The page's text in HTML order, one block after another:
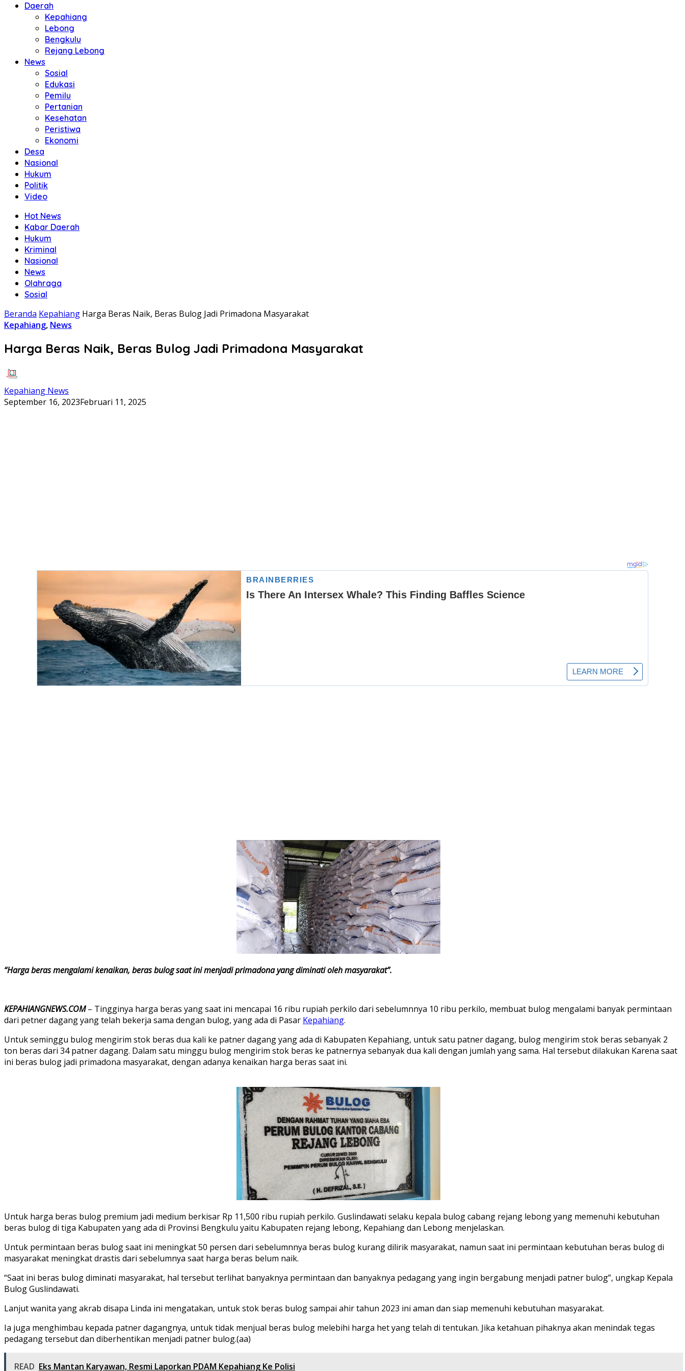
Daerah
Kepahiang
Lebong
Bengkulu
Rejang Lebong
News
Sosial
Edukasi
Pemilu
Pertanian
Kesehatan
Peristiwa
Ekonomi
Desa
Nasional
Hukum
Politik
Video
Hot News
Kabar Daerah
Hukum
Kriminal
Nasional
News
Olahraga
Sosial
Beranda Kepahiang Harga Beras Naik, Beras Bulog Jadi Primadona Masyarakat
Kepahiang, News
Harga Beras Naik, Beras Bulog Jadi Primadona Masyarakat
Kepahiang News
September 16, 2023Februari 11, 2025
“Harga beras mengalami kenaikan, beras bulog saat ini menjadi primadona yang diminati oleh masyarakat”.
KEPAHIANGNEWS.COM– Tingginya harga beras yang saat ini mencapai 16 ribu rupiah perkilo dari sebelumnnya 10 ribu perkilo, membuat bulog mengalami banyak permintaan
dari petner dagang yang telah bekerja sama dengan bulog, yang ada di Pasar Kepahiang.
Untuk seminggu bulog mengirim stok beras dua kali ke patner dagang yang ada di Kabupaten Kepahiang, untuk satu patner dagang, bulog mengirim stok beras sebanyak 2
ton beras dari 34 patner dagang. Dalam satu minggu bulog mengirim stok beras ke patnernya sebanyak dua kali dengan jumlah yang sama. Hal tersebut dilakukan Karena saat
ini beras bulog jadi primadona masyarakat, dengan adanya kenaikan harga beras saat ini.
Untuk harga beras bulog premium jadi medium berkisar Rp 11,500 ribu rupiah perkilo. Guslindawati selaku kepala bulog cabang rejang lebong yang memenuhi kebutuhan
beras bulog di tiga Kabupaten yang ada di Provinsi Bengkulu yaitu Kabupaten rejang lebong, Kepahiang dan Lebong menjelaskan.
Untuk permintaan beras bulog saat ini meningkat 50 persen dari sebelumnnya beras bulog kurang dilirik masyarakat, namun saat ini permintaan kebutuhan beras bulog di
masyarakat meningkat drastis dari sebelumnya saat harga beras belum naik.
“Saat ini beras bulog diminati masyarakat, hal tersebut terlihat banyaknya permintaan dan banyaknya pedagang yang ingin bergabung menjadi patner bulog”, ungkap Kepala
Bulog Guslindawati.
Lanjut wanita yang akrab disapa Linda ini mengatakan, untuk stok beras bulog sampai ahir tahun 2023 ini aman dan siap memenuhi kebutuhan masyarakat.
Ia juga menghimbau kepada patner dagangnya, untuk tidak menjual beras bulog melebihi harga het yang telah di tentukan. Jika ketahuan pihaknya akan menindak tegas
pedagang tersebut dan diberhentikan menjadi patner bulog.(aa)
READ Eks Mantan Karyawan, Resmi Laporkan PDAM Kepahiang Ke Polisi